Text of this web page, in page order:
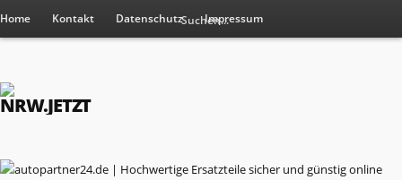
Home Kontakt Datenschutz Impressum